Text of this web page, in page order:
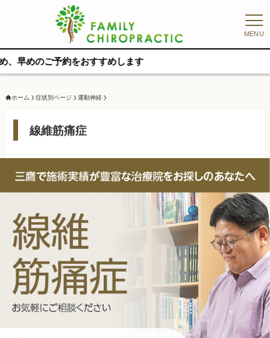
MENU
おすすめします
ホーム 症状別ページ 運動神経
線維筋痛症